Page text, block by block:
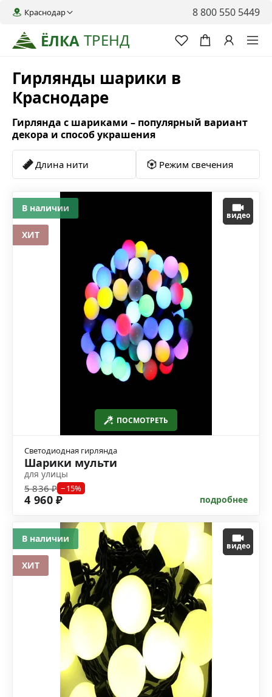
ЁЛКА ТРЕНД
Краснодар 8 800 550 5449
Гирлянды шарики в
Краснодаре
Гирлянда с шариками – популярный вариант
декора и способ украшения
Длина нити Режим свечения
ПОСМОТРЕТЬ
видео
Светодиодная гирлянда
Шарики мульти
для улицы
5 836 ₽ −15%
4 960 ₽ подробнее
В наличии
ХИТ
видео
В наличии
ХИТ